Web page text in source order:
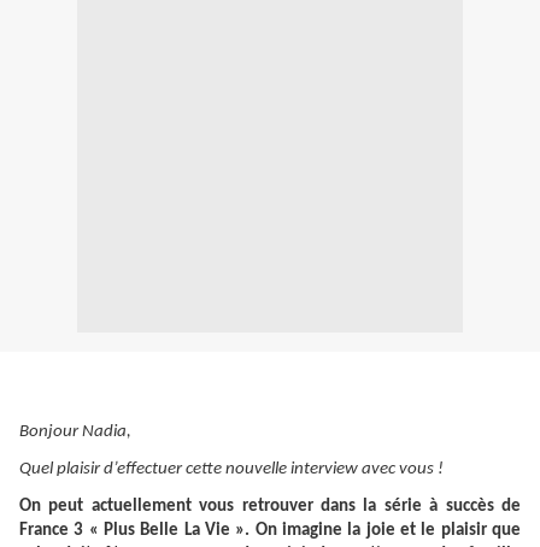
Bonjour Nadia,
Quel plaisir d’effectuer cette nouvelle interview avec vous !
On peut actuellement vous retrouver dans la série à succès de
France 3 « Plus Belle La Vie ». On imagine la joie et le plaisir que